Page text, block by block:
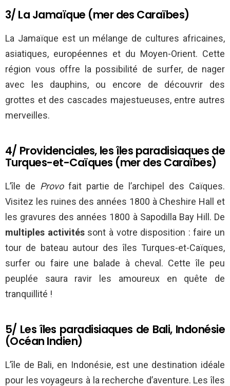
3/ La Jamaïque (mer des Caraïbes)
La Jamaïque est un mélange de cultures africaines,
asiatiques, européennes et du Moyen-Orient. Cette
région vous offre la possibilité de surfer, de nager
avec les dauphins, ou encore de découvrir des
grottes et des cascades majestueuses, entre autres
merveilles.
4/ Providenciales, les îles paradisiaques de
Turques-et-Caïques (mer des Caraïbes)
L’île de Provofait partie de l’archipel des Caïques.
Visitez les ruines des années 1800 à Cheshire Hall et
les gravures des années 1800 à Sapodilla Bay Hill. De
multiples activitéssont à votre disposition : faire un
tour de bateau autour des îles Turques-et-Caïques,
surfer ou faire une balade à cheval. Cette île peu
peuplée saura ravir les amoureux en quête de
tranquillité !
5/ Les îles paradisiaques de Bali, Indonésie
(Océan Indien)
L’île de Bali, en Indonésie, est une destination idéale
pour les voyageurs à la recherche d’aventure. Les îles